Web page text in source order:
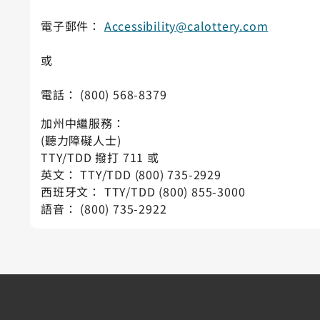
電子郵件： Accessibility@calottery.com
或
電話： (800) 568-8379
加州中繼服務：
(聽力障礙人士)
TTY/TDD 撥打 711 或
英文： TTY/TDD (800) 735-2929
西班牙文： TTY/TDD (800) 855-3000
語音： (800) 735-2922